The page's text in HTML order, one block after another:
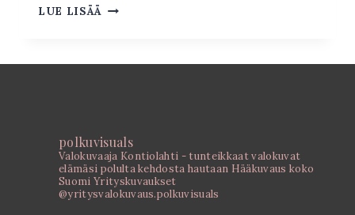
LUE LISÄÄ ORTODOKSINEN
polkuvisuals
Valokuvaaja Kontiolahti - tunteikkaat valokuvat
elämäsi polulta kehdosta hautaan Hääkuvaus koko
Suomi Yrityskuvaukset
@yritysvalokuvaus.polkuvisuals